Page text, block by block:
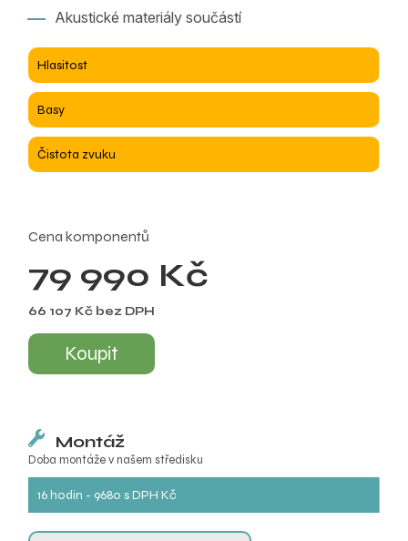
Akustické materiály součástí
Hlasitost
Basy
Čistota zvuku
Cena komponentů
79 990 Kč
66 107 Kč bez DPH
Koupit
Montáž
Doba montáže v našem středisku
16 hodin - 9680 s DPH Kč